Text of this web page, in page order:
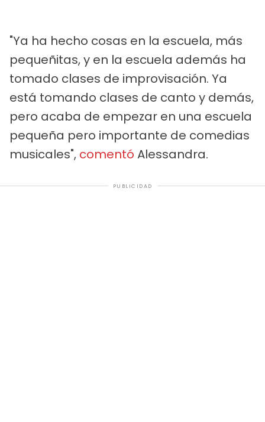
"Ya ha hecho cosas en la escuela, más
pequeñitas, y en la escuela además ha
tomado clases de improvisación. Ya
está tomando clases de canto y demás,
pero acaba de empezar en una escuela
pequeña pero importante de comedias
musicales", comentó Alessandra.
PUBLICIDAD